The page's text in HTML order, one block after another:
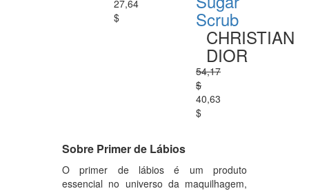
27,64
$
Scrub
CHRISTIAN
DIOR
54,17
$
40,63
$
Sobre Primer de Lábios
O primer de lábios é um produto
essencial no universo da maquilhagem,